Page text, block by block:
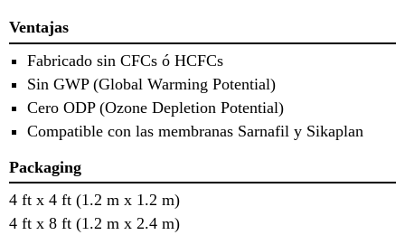
Ventajas
Fabricado sin CFCs ó HCFCs
Sin GWP (Global Warming Potential)
Cero ODP (Ozone Depletion Potential)
Compatible con las membranas Sarnafil y Sikaplan
Packaging
4 ft x 4 ft (1.2 m x 1.2 m)
4 ft x 8 ft (1.2 m x 2.4 m)